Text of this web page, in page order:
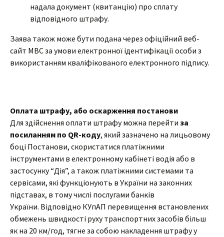
надала документ (квитанцію) про сплату
відповідного штрафу.
Заява також може бути подана через офіційний веб-
сайт МВС за умови електронної ідентифікації особи з
використанням кваліфікованого електронного підпису.
Оплата штрафу, або оскарження постанови
Для здійснення оплати штрафу можна перейти за
посиланням по QR-коду, який зазначено на лицьовому
боці Постанови, скористатися платіжними
інструментами в електронному кабінеті водія або в
застосунку “Дія”, а також платіжними системами та
сервісами, які функціонують в України на законних
підставах, в тому числі послугами банків
України. Відповідно КУпАП перевищення встановлених
обмежень швидкості руху транспортних засобів більш
як на 20 км/год, тягне за собою накладення штрафу у